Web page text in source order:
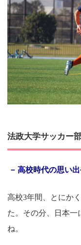
法政大学サッカー
高校時代の思い
高校3年間、とにか
た。その分、日本一
ね。